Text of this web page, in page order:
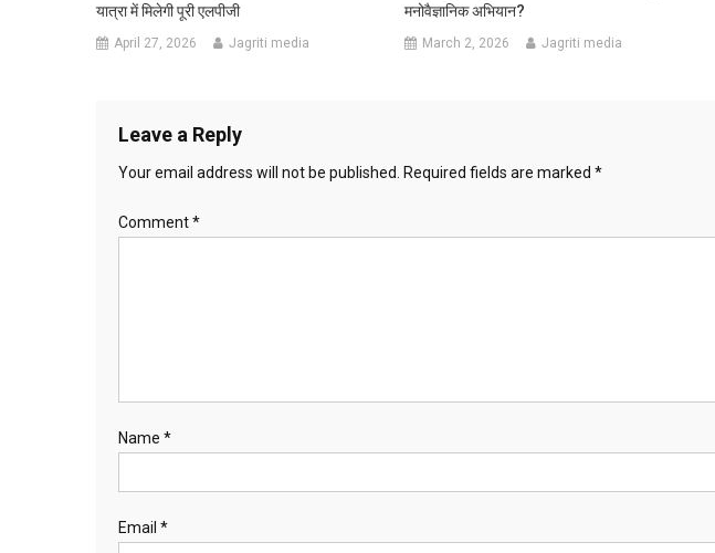
यात्रा में मिलेगी पूरी एलपीजी
April 27, 2026 Jagriti media
मनोवैज्ञानिक अभियान?
March 2, 2026 Jagriti media
Leave a Reply
Your email address will not be published. Required fields are marked *
Comment*
Name *
Email *